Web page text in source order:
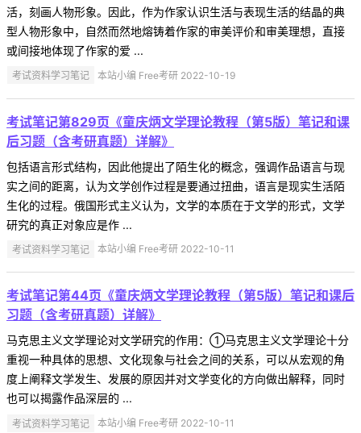
活，刻画人物形象。因此，作为作家认识生活与表现生活的结晶的典
型人物形象中，自然而然地熔铸着作家的审美评价和审美理想，直接
或间接地体现了作家的爱 ...
考试资料学习笔记 本站小编 Free考研 2022-10-19
考试笔记第829页《童庆炳文学理论教程（第5版）笔记和课
后习题（含考研真题）详解》
包括语言形式结构，因此他提出了陌生化的概念，强调作品语言与现
实之间的距离，认为文学创作过程是要通过扭曲，语言是现实生活陌
生化的过程。俄国形式主义认为，文学的本质在于文学的形式，文学
研究的真正对象应是作 ...
考试资料学习笔记 本站小编 Free考研 2022-10-11
考试笔记第44页《童庆炳文学理论教程（第5版）笔记和课后
习题（含考研真题）详解》
马克思主义文学理论对文学研究的作用：①马克思主义文学理论十分
重视一种具体的思想、文化现象与社会之间的关系，可以从宏观的角
度上阐释文学发生、发展的原因并对文学变化的方向做出解释，同时
也可以揭露作品深层的 ...
考试资料学习笔记 本站小编 Free考研 2022-10-11